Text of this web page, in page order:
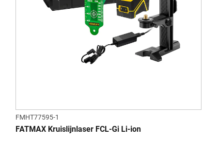
FMHT77595-1
FATMAX Kruislijnlaser FCL-Gi Li-ion